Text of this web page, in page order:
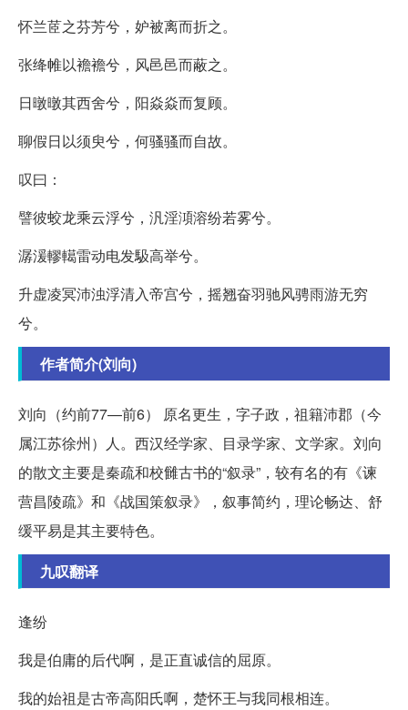
怀兰茝之芬芳兮，妒被离而折之。
张绛帷以襜襜兮，风邑邑而蔽之。
日暾暾其西舍兮，阳焱焱而复顾。
聊假日以须臾兮，何骚骚而自故。
叹曰：
譬彼蛟龙乘云浮兮，汎淫澒溶纷若雾兮。
潺湲轇轕雷动电发馺高举兮。
升虚凌冥沛浊浮清入帝宫兮，摇翘奋羽驰风骋雨游无穷
兮。
作者简介(刘向)
刘向（约前77—前6） 原名更生，字子政，祖籍沛郡（今
属江苏徐州）人。西汉经学家、目录学家、文学家。刘向
的散文主要是秦疏和校雠古书的“叙录”，较有名的有《谏
营昌陵疏》和《战国策叙录》，叙事简约，理论畅达、舒
缓平易是其主要特色。
九叹翻译
逢纷
我是伯庸的后代啊，是正直诚信的屈原。
我的始祖是古帝高阳氏啊，楚怀王与我同根相连。